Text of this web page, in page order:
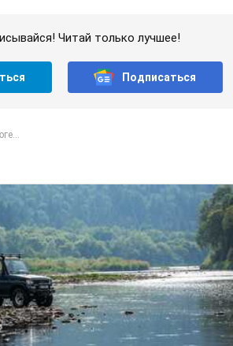
и специальные
джипинга решают за
взять пример со стран Европы
т.
аномальной
ливень:
в реки. Видео